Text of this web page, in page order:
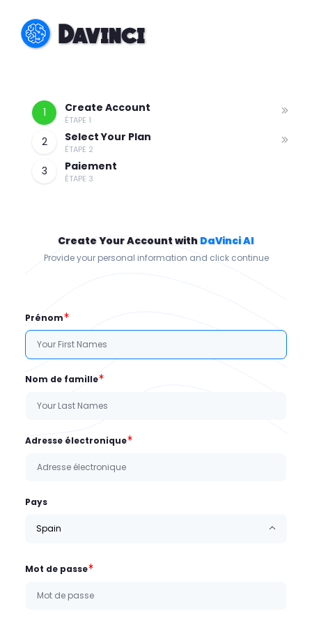
1 Create Account
ÉTAPE 1
2 Select Your Plan
ÉTAPE 2
3 Paiement
ÉTAPE 3
Create Your Account with DaVinci AI
Provide your personal information and click continue
Prénom
Nom de famille
Adresse électronique
Pays
Spain
Mot de passe